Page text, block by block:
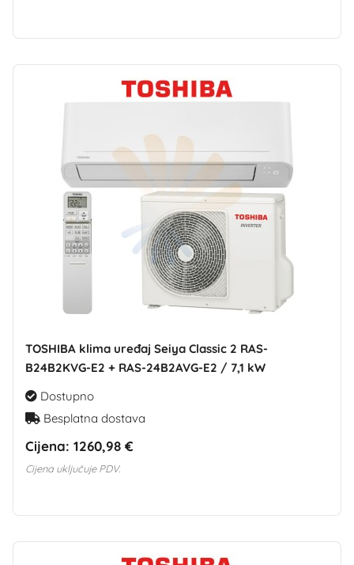
TOSHIBA klima uređaj Seiya Classic 2 RAS-
B24B2KVG-E2 + RAS-24B2AVG-E2 / 7,1 kW
Dostupno
Besplatna dostava
Cijena: 1260,98 €
Cijena uključuje PDV.